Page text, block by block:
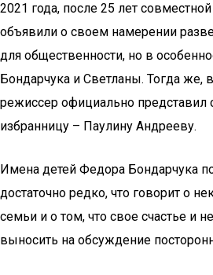
2021 года, после 25 лет
объявили о своем намерении
для общественности, но в
Бондарчука и Светланы. Тогда же,
режиссер официально
избранницу – Паулину Андрееву.
Имена детей Федора Бондарчука
достаточно редко, что говорит о
семьи и о том, что свое счастье и
выносить на обсуждение